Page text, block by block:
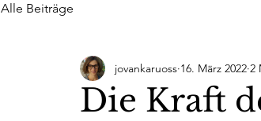
Alle Beiträge
Die Kraft
jovankaruoss 16. März 2022 2